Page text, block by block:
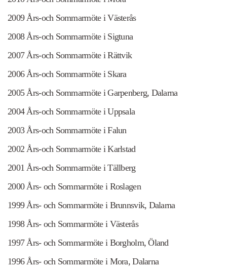
2009 Års-och Sommarmöte i Västerås
2008 Års-och Sommarmöte i Sigtuna
2007 Års-och Sommarmöte i Rättvik
2006 Års-och Sommarmöte i Skara
2005 Års-och Sommarmöte i Garpenberg, Dalarna
2004 Års-och Sommarmöte i Uppsala
2003 Års-och Sommarmöte i Falun
2002 Års-och Sommarmöte i Karlstad
2001 Års-och Sommarmöte i Tällberg
2000 Års- och Sommarmöte i Roslagen
1999 Års- och Sommarmöte i Brunnsvik, Dalarna
1998 Års- och Sommarmöte i Västerås
1997 Års- och Sommarmöte i Borgholm, Öland
1996 Års- och Sommarmöte i Mora, Dalarna